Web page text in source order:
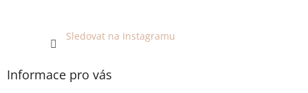
Sledovat na Instagramu
Informace pro vás